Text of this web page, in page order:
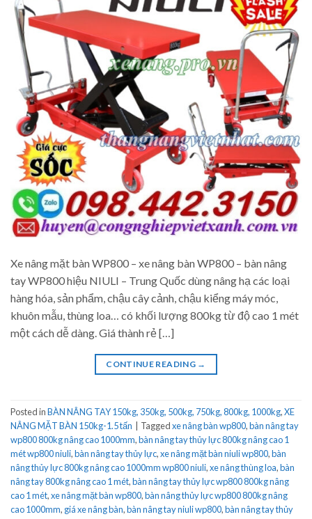
Xe nâng mặt bàn WP800 – xe nâng bàn WP800 – bàn nâng
tay WP800 hiệu NIULI – Trung Quốc dùng nâng hạ các loại
hàng hóa, sản phẩm, chậu cây cảnh, chậu kiểng máy móc,
khuôn mẫu, thùng loa… có khối lượng 800kg từ độ cao 1 mét
một cách dễ dàng. Giá thành rẻ […]
CONTINUE READING →
Posted inBÀN NÂNG TAY 150kg, 350kg, 500kg, 750kg, 800kg, 1000kg,XE
NÂNG MẶT BÀN 150kg-1.5 tấn
Taggedxe nâng bàn wp800,bàn nâng tay
wp800 800kg nâng cao 1000mm,bàn nâng tay thủy lực 800kg nâng cao 1
mét wp800 niuli,bàn nâng tay thủy lực,xe nâng mặt bàn niuli wp800,bàn
nâng thủy lực 800kg nâng cao 1000mm wp800 niuli,xe nâng thùng loa,bàn
nâng tay 800kg nâng cao 1 mét,bàn nâng tay thủy lực wp800 800kg nâng
cao 1 mét,xe nâng mặt bàn wp800,bàn nâng thủy lực wp800 800kg nâng
cao 1000mm, giá xe nâng bàn,bàn nâng tay niuli wp800,bàn nâng tay thủy